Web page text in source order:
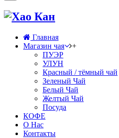
Главная
Магазин чая
+
ПУЭР
УЛУН
Красный / тёмный чай
Зеленый Чай
Белый Чай
Желтый Чай
Посуда
КОФЕ
О Нас
Контакты